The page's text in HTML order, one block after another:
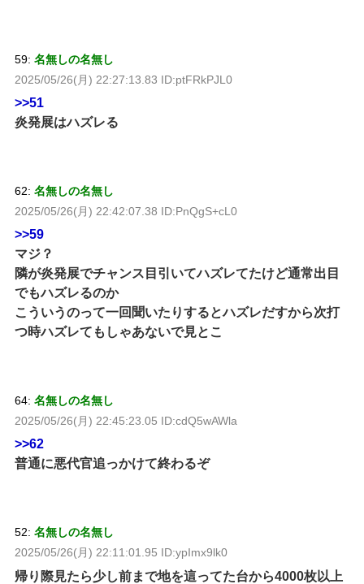
59: 名無しの名無し
2025/05/26(月) 22:27:13.83 ID:ptFRkPJL0
>>51
炎発展はハズレる
62: 名無しの名無し
2025/05/26(月) 22:42:07.38 ID:PnQgS+cL0
>>59
マジ？
隣が炎発展でチャンス目引いてハズレてたけど通常出目
でもハズレるのか
こういうのって一回聞いたりするとハズレだすから次打
つ時ハズレてもしゃあないで見とこ
64: 名無しの名無し
2025/05/26(月) 22:45:23.05 ID:cdQ5wAWla
>>62
普通に悪代官追っかけて終わるぞ
52: 名無しの名無し
2025/05/26(月) 22:11:01.95 ID:ypImx9lk0
帰り際見たら少し前まで地を這ってた台から4000枚以上